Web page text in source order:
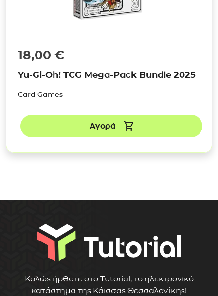
18,00 €
Yu-Gi-Oh! TCG Mega-Pack Bundle 2025
Card Games
Αγορά
Καλώς ήρθατε στο Tutorial, το ηλεκτρονικό
κατάστημα της Κάισσας Θεσσαλονίκης!